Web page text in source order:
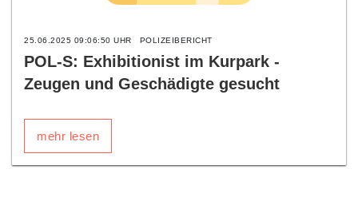
25.06.2025 09:06:50 UHR POLIZEIBERICHT
POL-S: Exhibitionist im Kurpark -
Zeugen und Geschädigte gesucht
mehr lesen